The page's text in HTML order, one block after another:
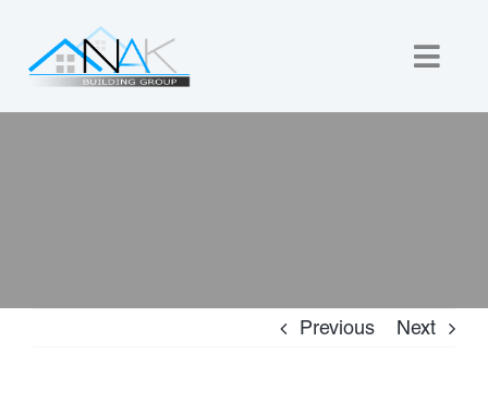
content
Previous Next